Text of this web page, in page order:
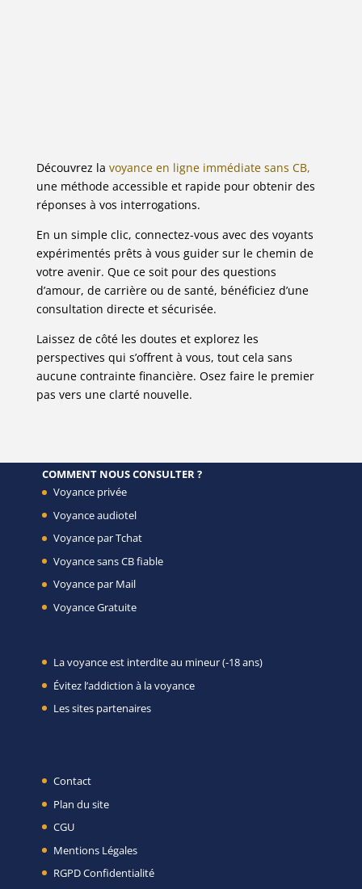
Découvrez la voyance en ligne immédiate sans CB,
une méthode accessible et rapide pour obtenir des
réponses à vos interrogations.
En un simple clic, connectez-vous avec des voyants
expérimentés prêts à vous guider sur le chemin de
votre avenir. Que ce soit pour des questions
d’amour, de carrière ou de santé, bénéficiez d’une
consultation directe et sécurisée.
Laissez de côté les doutes et explorez les
perspectives qui s’offrent à vous, tout cela sans
aucune contrainte financière. Osez faire le premier
pas vers une clarté nouvelle.
COMMENT NOUS CONSULTER ?
Voyance privée
Voyance audiotel
Voyance par Tchat
Voyance sans CB fiable
Voyance par Mail
Voyance Gratuite
La voyance est interdite au mineur (-18 ans)
Évitez l’addiction à la voyance
Les sites partenaires
Contact
Plan du site
CGU
Mentions Légales
RGPD Confidentialité